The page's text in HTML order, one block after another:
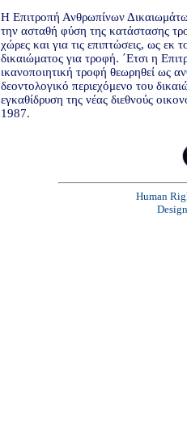
Η Επιτροπή Ανθρωπίνων
την ασταθή φύση της κατάστασης
χώρες και για τις επιπτώσεις, ως εκ
δικαιώματος για τροφή. ΄Ετσι η
ικανοποιητική τροφή θεωρηθεί ως
δεοντολογικό περιεχόμενο του
εγκαθίδρυση της νέας διεθνούς
1987.
Human